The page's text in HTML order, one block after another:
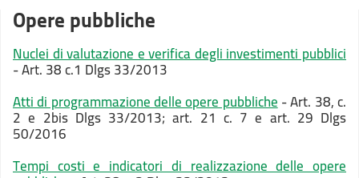
Opere pubbliche
Nuclei di valutazione e verifica degli investimenti pubblici
- Art. 38 c.1 Dlgs 33/2013
Atti di programmazione delle opere pubbliche- Art. 38, c.
2 e 2bis Dlgs 33/2013; art. 21 c. 7 e art. 29 Dlgs
50/2016
Tempi costi e indicatori di realizzazione delle opere